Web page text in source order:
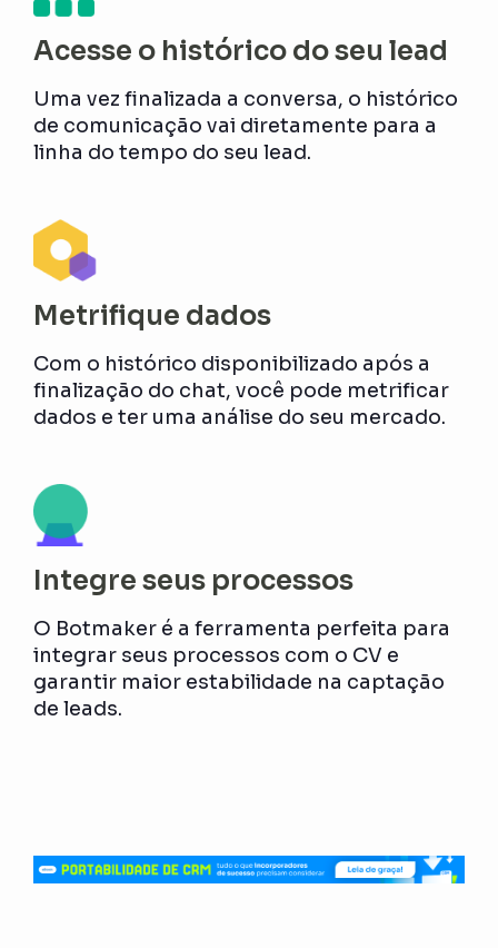
Acesse o histórico do seu lead
Uma vez finalizada a conversa, o histórico
de comunicação vai diretamente para a
linha do tempo do seu lead.
Metrifique dados
Com o histórico disponibilizado após a
finalização do chat, você pode metrificar
dados e ter uma análise do seu mercado.
Integre seus processos
O Botmaker é a ferramenta perfeita para
integrar seus processos com o CV e
garantir maior estabilidade na captação
de leads.